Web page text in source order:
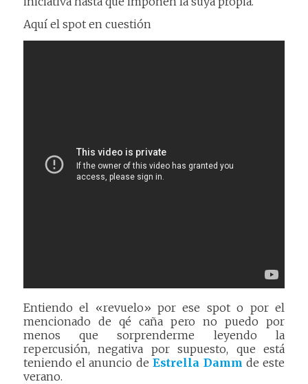
Aquí el spot en cuestión
Entiendo el «revuelo» por ese spot o por el
mencionado de qé caña pero no puedo por
menos que sorprenderme leyendo la
repercusión, negativa por supuesto, que está
teniendo el anuncio deEstrella Damm de este
verano.